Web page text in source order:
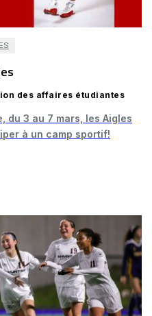
des affaires étudiantes
du 3 au 7 mars, les Aigles
à un camp sportif!